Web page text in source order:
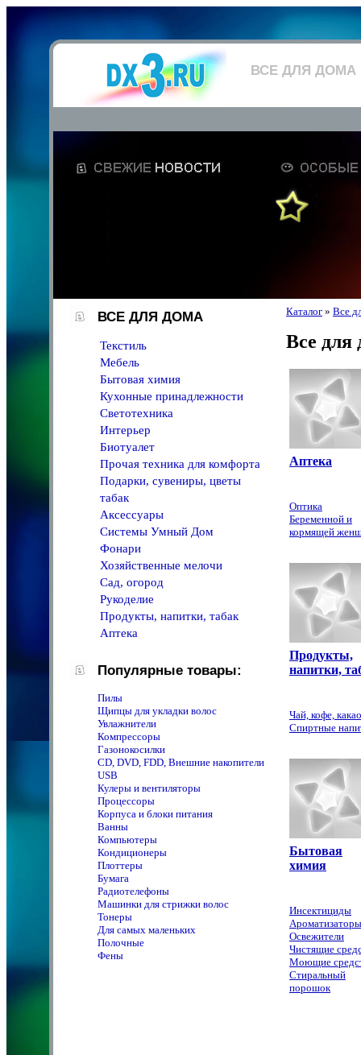
ВСЕ ДЛЯ ДОМА
ВСЕ ДЛЯ ДОМА
Текстиль
Мебель
Бытовая химия
Кухонные принадлежности
Светотехника
Интерьер
Биотуалет
Прочая техника для комфорта
Подарки, сувениры, цветы
табак
Аксессуары
Системы Умный Дом
Фонари
Хозяйственные мелочи
Сад, огород
Рукоделие
Продукты, напитки, табак
Аптека
Популярные товары:
Пилы
Щипцы для укладки волос
Увлажнители
Компрессоры
Газонокосилки
CD, DVD, FDD, Внешние накопители
USB
Кулеры и вентиляторы
Процессоры
Корпуса и блоки питания
Ванны
Компьютеры
Кондиционеры
Плоттеры
Бумага
Радиотелефоны
Машинки для стрижки волос
Тонеры
Для самых маленьких
Полочные
Фены
Каталог » Все
Все для
Аптека
Оптика
Беременной и
кормящей
Продукты,
напитки,
Чай, кофе, какао
Спиртные
Бытовая
химия
Инсектициды
Ароматизаторы
Освежители
Чистящие
Моющие
Стиральный
порошок